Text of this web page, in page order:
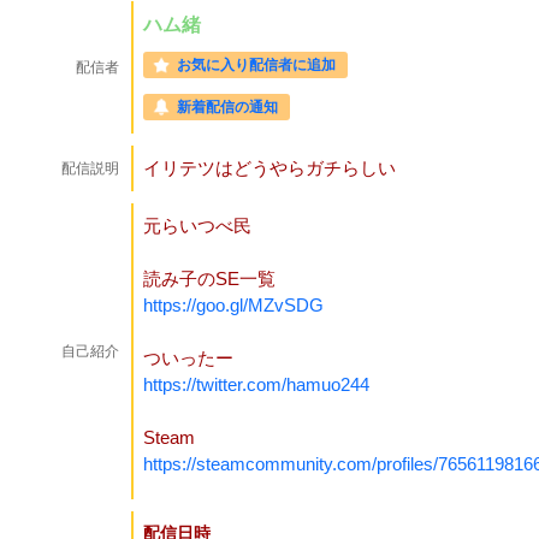
配信者
ハム緒
お気に入り配信者に追加
新着配信の通知
配信説明 イリテツはどうやらガチらしい
自己紹介
元らいつべ民
読み子のSE一覧
https://goo.gl/MZvSDG
ついったー
https://twitter.com/hamuo244
Steam
https://steamcommunity.com/profiles/
配信日時